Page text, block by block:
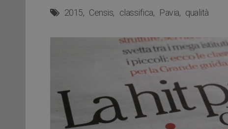
2015 Censis classifica Pavia qualità